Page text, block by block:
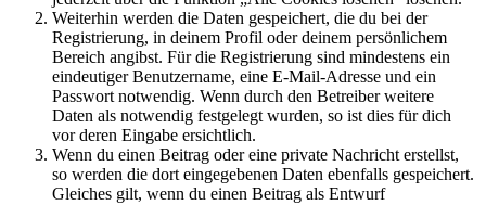
Weiterhin werden die Daten gespeichert, die du bei der
Registrierung, in deinem Profil oder deinem persönlichem
Bereich angibst. Für die Registrierung sind mindestens ein
eindeutiger Benutzername, eine E-Mail-Adresse und ein
Passwort notwendig. Wenn durch den Betreiber weitere
Daten als notwendig festgelegt wurden, so ist dies für dich
vor deren Eingabe ersichtlich.
Wenn du einen Beitrag oder eine private Nachricht erstellst,
so werden die dort eingegebenen Daten ebenfalls gespeichert.
Gleiches gilt, wenn du einen Beitrag als Entwurf